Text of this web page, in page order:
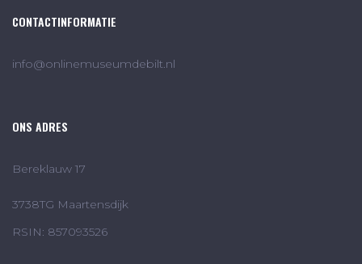
CONTACTINFORMATIE
info@onlinemuseumdebilt.nl
ONS ADRES
Bereklauw 17
3738TG Maartensdijk
RSIN: 857093526